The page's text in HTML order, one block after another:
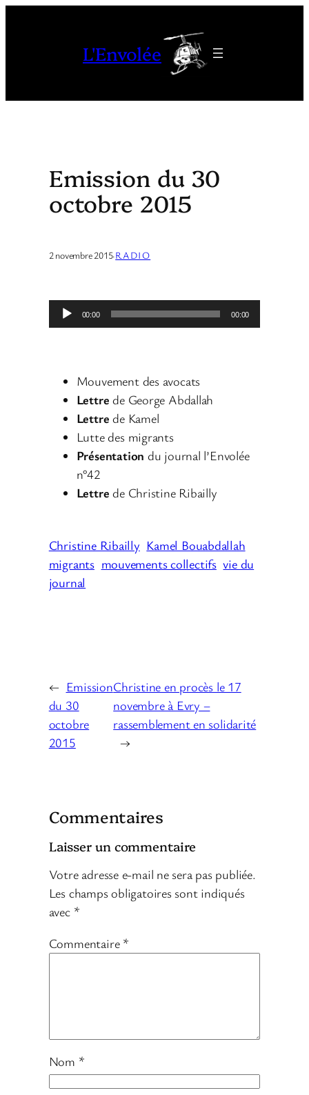
L'Envolée
Emission du 30
octobre 2015
2 novembre 2015·RADIO
e
00:00 00:00
Mouvement des avocats
Lettre de George Abdallah
Lettre de Kamel
Lutte des migrants
Présentation du journal l’Envolée
n°42
Lettre de Christine Ribailly
Christine Ribailly Kamel Bouabdallah
migrants mouvements collectifs vie du
journal
← Emission
du 30
octobre
2015
Christine en procès le 17
novembre à Evry –
rassemblement en solidarité
→
Commentaires
Laisser un commentaire
Votre adresse e-mail ne sera pas publiée.
Les champs obligatoires sont indiqués
avec *
Commentaire *
Nom *